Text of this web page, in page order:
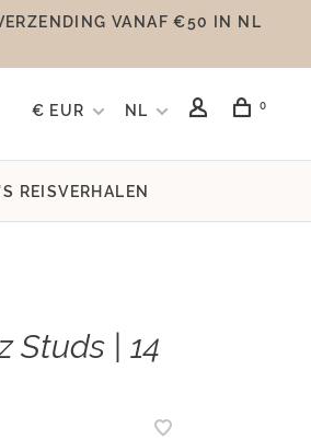
VANAF €50 IN NL
€ EUR NL 0
REISVERHALEN
Studs | 14